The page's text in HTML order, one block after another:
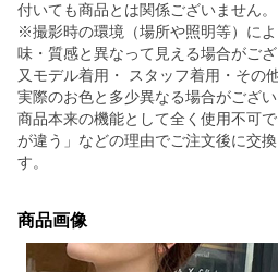
付いても商品とは関係ございません。
※撮影時の環境（場所や照明等）に
味・質感と異なって見える場合がござ
又モデル着用・ スタッフ着用・その
実際のお色と多少異なる場合がござい
商品本来の機能として全く使用不可
が違う」などの理由でご注文後に交
す。
商品画像